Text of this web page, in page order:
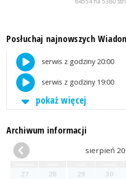
Posłuchaj najnowszych
serwis z godziny 20:00
serwis z godziny 19:00
pokaż więcej
Archiwum informacji
sierpień
27 28 29 30